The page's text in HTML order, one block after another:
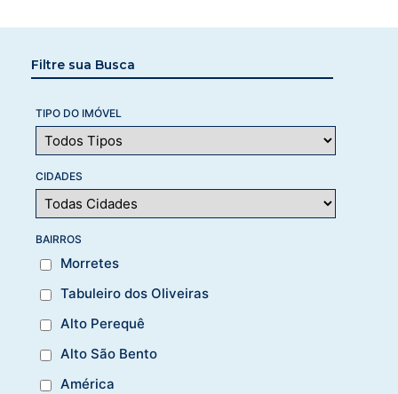
Filtre sua Busca
TIPO DO IMÓVEL
CIDADES
BAIRROS
Morretes
Tabuleiro dos Oliveiras
Alto Perequê
Alto São Bento
América